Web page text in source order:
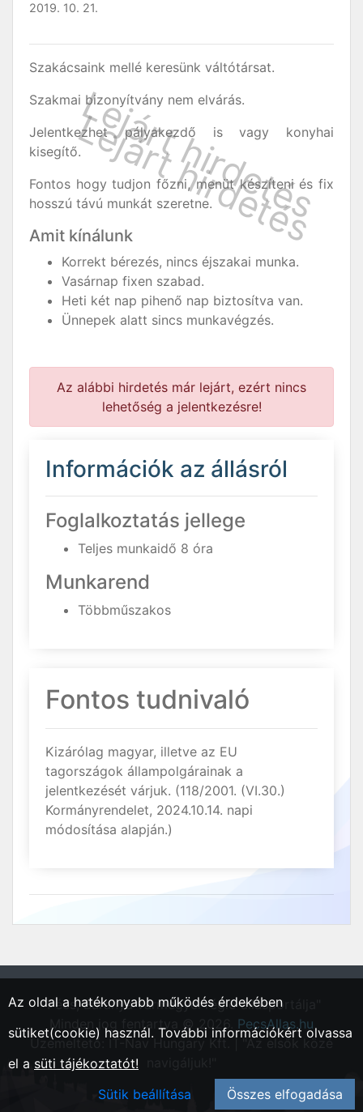
2019. 10. 21.
Szakácsaink mellé keresünk váltótársat.
Szakmai bizonyítvány nem elvárás.
Jelentkezhet pályakezdő is vagy konyhai
kisegítő.
Fontos hogy tudjon főzni, menüt készíteni és fix
hosszú távú munkát szeretne.
Amit kínálunk
Korrekt bérezés, nincs éjszakai munka.
Vasárnap fixen szabad.
Heti két nap pihenő nap biztosítva van.
Ünnepek alatt sincs munkavégzés.
Az alábbi hirdetés már lejárt, ezért nincs
lehetőség a jelentkezésre!
Információk az állásról
Foglalkoztatás jellege
Teljes munkaidő 8 óra
Munkarend
Többműszakos
Fontos tudnivaló
Kizárólag magyar, illetve az EU
tagországok állampolgárainak a
jelentkezését várjuk. (118/2001. (VI.30.)
Kormányrendelet, 2024.10.14. napi
módosítása alapján.)
"Pécs, Baranya vármegyei régió állásportálja"
Minden jog fentartva © 2026. PecsAllas.hu
Üzemeltető: IT-Nav Hungary Kft. | "Az elsők közé
Az oldal a hatékonyabb működés érdekében
sütiket(cookie) használ. További információkért olvassa
el a süti tájékoztatót!
Sütik beállítása
Összes elfogadása